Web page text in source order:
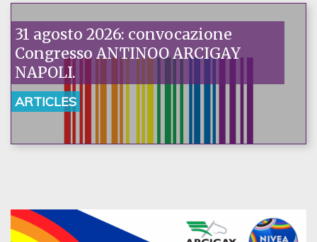
31 agosto 2026: convocazione
Congresso ANTINOO ARCIGAY
NAPOLI.
ARTICLES